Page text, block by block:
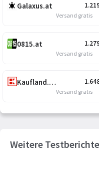
Galaxus.at
Versand gratis
0815.at
Versand gratis
Kaufland.at
Versand gratis
Weitere Testberichte